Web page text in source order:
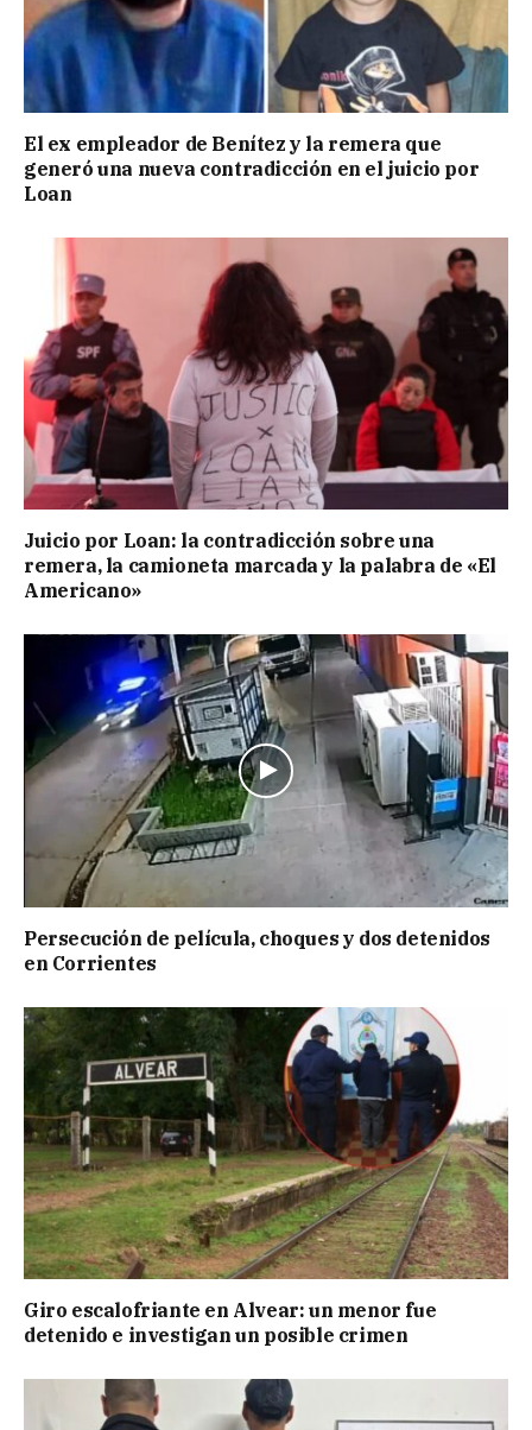
El ex empleador de Benítez y la remera que
generó una nueva contradicción en el juicio por
Loan
Juicio por Loan: la contradicción sobre una
remera, la camioneta marcada y la palabra de «El
Americano»
Persecución de película, choques y dos detenidos
en Corrientes
Giro escalofriante en Alvear: un menor fue
detenido e investigan un posible crimen